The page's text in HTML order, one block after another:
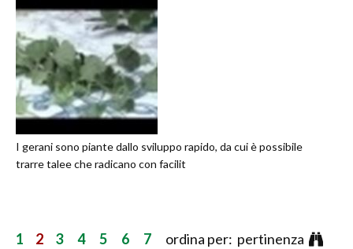
I gerani sono piante dallo sviluppo rapido, da cui è possibile
trarre talee che radicano con facilit
1 2 3 4 5 6 7 ordina per: pertinenza